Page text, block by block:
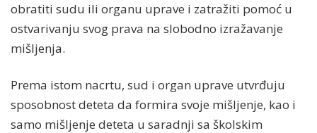
obratiti sudu ili organu uprave i zatražiti pomoć u
ostvarivanju svog prava na slobodno izražavanje
mišljenja.
Prema istom nacrtu, sud i organ uprave utvrđuju
sposobnost deteta da formira svoje mišljenje, kao i
samo mišljenje deteta u saradnji sa školskim